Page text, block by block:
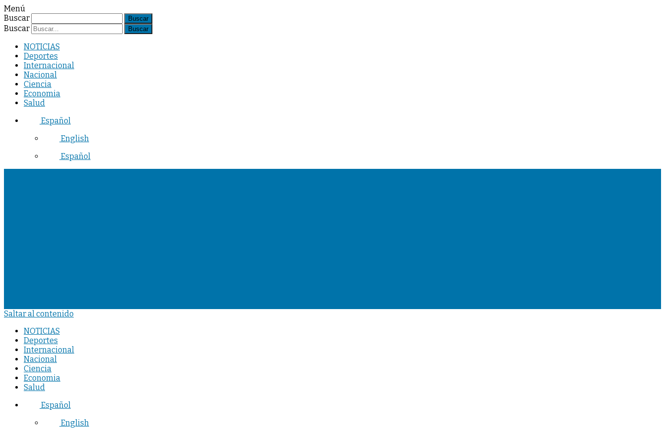
Menú
Buscar
Buscar
NOTICIAS
Deportes
Internacional
Nacional
Ciencia
Economia
Salud
Español
English
Español
Saltar al contenido
NOTICIAS
Deportes
Internacional
Nacional
Ciencia
Economia
Salud
Español
English